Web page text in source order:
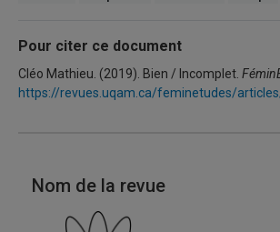
Pour citer ce document
Cléo Mathieu. (2019). Bien / Incomplet.
https://revues.uqam.ca/feminetudes/
Nom de la revue